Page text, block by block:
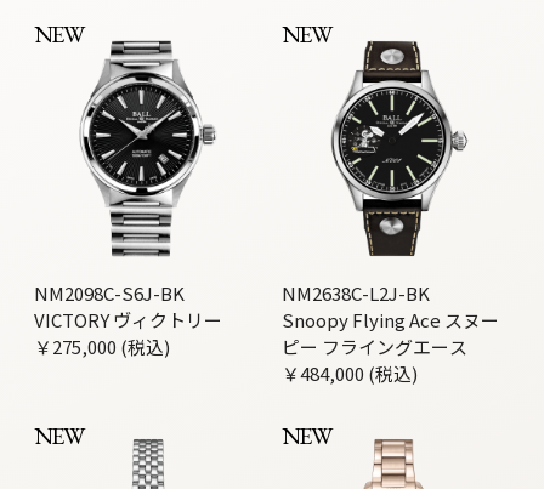
NEW
NM2098C-S6J-BK
VICTORY ヴィクトリー
￥275,000 (税込)
NEW
NM2638C-L2J-BK
Snoopy Flying Ace スヌー
ピー フライングエース
￥484,000 (税込)
NEW NEW